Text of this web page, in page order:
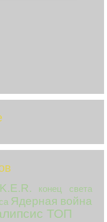
конец света
Ядерная война
ТОП